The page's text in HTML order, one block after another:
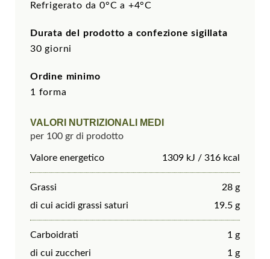
Refrigerato da 0°C a +4°C
Durata del prodotto a confezione sigillata
30 giorni
Ordine minimo
1 forma
VALORI NUTRIZIONALI MEDI
per 100 gr di prodotto
Valore energetico 1309 kJ / 316 kcal
Grassi
28 g
di cui acidi grassi saturi
19.5 g
Carboidrati
1 g
di cui zuccheri
1 g